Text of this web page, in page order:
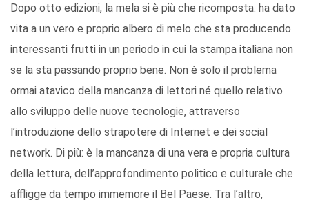
Dopo otto edizioni, la mela si è più che ricomposta: ha dato
vita a un vero e proprio albero di melo che sta producendo
interessanti frutti in un periodo in cui la stampa italiana non
se la sta passando proprio bene. Non è solo il problema
ormai atavico della mancanza di lettori né quello relativo
allo sviluppo delle nuove tecnologie, attraverso
l’introduzione dello strapotere di Internet e dei social
network. Di più: è la mancanza di una vera e propria cultura
della lettura, dell’approfondimento politico e culturale che
affligge da tempo immemore il Bel Paese. Tra l’altro,